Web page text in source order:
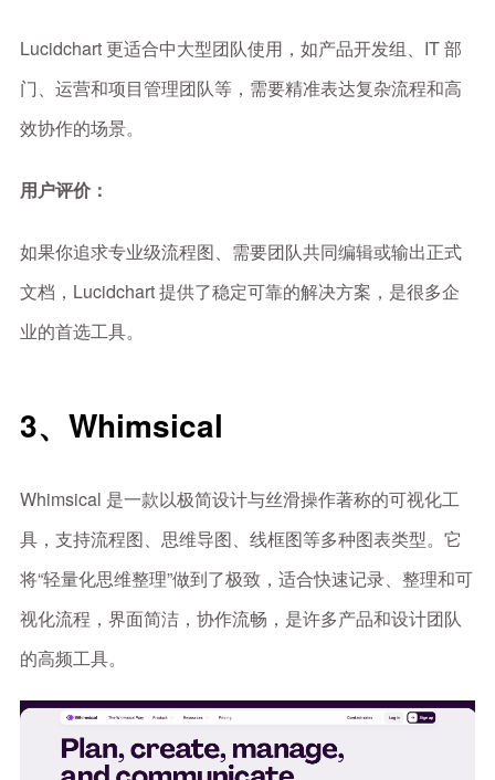
Lucidchart 更适合中大型团队使用，如产品开发组、IT 部
门、运营和项目管理团队等，需要精准表达复杂流程和高
效协作的场景。
用户评价：
如果你追求专业级流程图、需要团队共同编辑或输出正式
文档，Lucidchart 提供了稳定可靠的解决方案，是很多企
业的首选工具。
3、Whimsical
Whimsical 是一款以极简设计与丝滑操作著称的可视化工
具，支持流程图、思维导图、线框图等多种图表类型。它
将“轻量化思维整理”做到了极致，适合快速记录、整理和可
视化流程，界面简洁，协作流畅，是许多产品和设计团队
的高频工具。